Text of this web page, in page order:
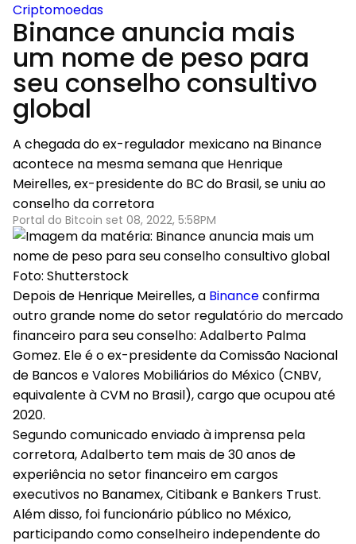
Criptomoedas
Binance anuncia mais
um nome de peso para
seu conselho consultivo
global
A chegada do ex-regulador mexicano na Binance
acontece na mesma semana que Henrique
Meirelles, ex-presidente do BC do Brasil, se uniu ao
conselho da corretora
Portal do Bitcoin set 08, 2022, 5:58PM
Foto: Shutterstock
Depois de Henrique Meirelles, a Binanceconfirma
outro grande nome do setor regulatório do mercado
financeiro para seu conselho: Adalberto Palma
Gomez. Ele é o ex-presidente da Comissão Nacional
de Bancos e Valores Mobiliários do México (CNBV,
equivalente à CVM no Brasil), cargo que ocupou até
2020.
Segundo comunicado enviado à imprensa pela
corretora, Adalberto tem mais de 30 anos de
experiência no setor financeiro em cargos
executivos no Banamex, Citibank e Bankers Trust.
Além disso, foi funcionário público no México,
participando como conselheiro independente do